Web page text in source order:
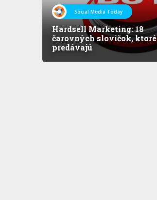
Social Media Today
Hardsell Marketing: 18
čarovných slovíčok, ktoré
predávajú